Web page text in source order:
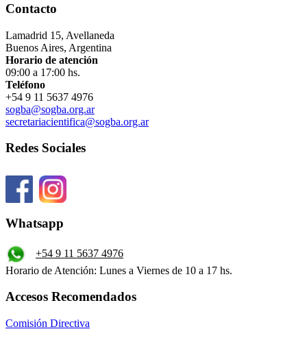
Contacto
Lamadrid 15, Avellaneda
Buenos Aires, Argentina
Horario de atención
09:00 a 17:00 hs.
Teléfono
+54 9 11 5637 4976
sogba@sogba.org.ar
secretariacientifica@sogba.org.ar
Redes Sociales
Whatsapp
+54 9 11 5637 4976
Horario de Atención: Lunes a Viernes de 10 a 17 hs.
Accesos Recomendados
Comisión Directiva